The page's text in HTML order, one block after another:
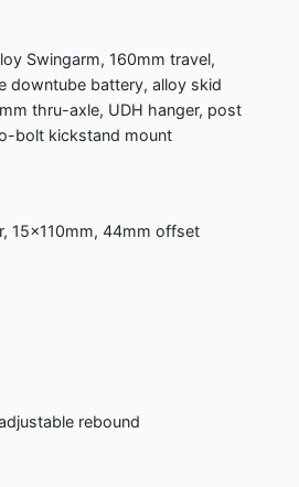
Swingarm, 160mm travel,
downtube battery, alloy skid
thru-axle, UDH hanger, post
bolt kickstand mount
15x110mm, 44mm offset
rebound